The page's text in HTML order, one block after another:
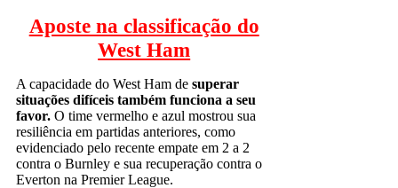
Aposte na classificação do
West Ham
A capacidade do West Ham de superar
situações difíceis também funciona a seu
favor. O time vermelho e azul mostrou sua
resiliência em partidas anteriores, como
evidenciado pelo recente empate em 2 a 2
contra o Burnley e sua recuperação contra o
Everton na Premier League.